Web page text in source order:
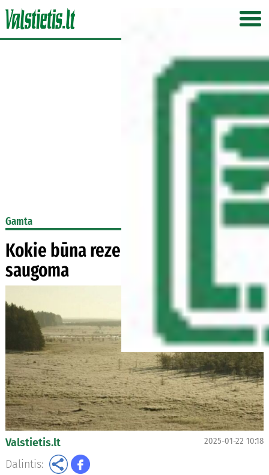
Gamta
Kokie būna rezervatai ir kas juose
saugoma
Valstietis.lt 2025-01-22 10:18
Dalintis: